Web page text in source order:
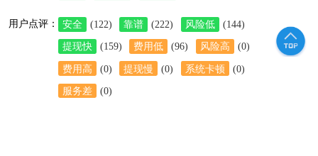
用户点评： 安全 (122) 靠谱 (222) 风险低
(144)
提现快
(159) 费用低 (96) 风险高
(0)
费用高
(0) 提现慢 (0) 系统卡顿
(0)
服务差
(0)